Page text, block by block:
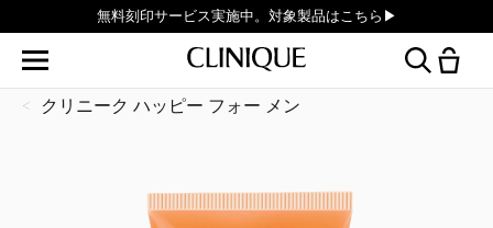
無料刻印サービス実施中。対象製品はこちら▶︎
クリニーク ハッピー フォー メン